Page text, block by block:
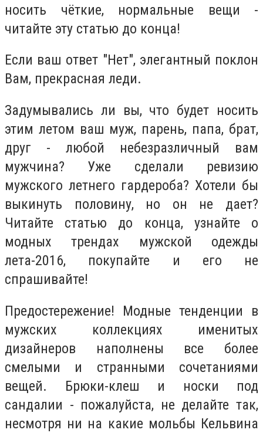
носить чёткие, нормальные вещи -
читайте эту статью до конца!
Если ваш ответ "Нет", элегантный поклон
Вам, прекрасная леди.
Задумывались ли вы, что будет носить
этим летом ваш муж, парень, папа, брат,
друг - любой небезразличный вам
мужчина? Уже сделали ревизию
мужского летнего гардероба? Хотели бы
выкинуть половину, но он не дает?
Читайте статью до конца, узнайте о
модных трендах мужской одежды
лета-2016, покупайте и его не
спрашивайте!
Предостережение! Модные тенденции в
мужских коллекциях именитых
дизайнеров наполнены все более
смелыми и странными сочетаниями
вещей. Брюки-клеш и носки под
сандалии - пожалуйста, не делайте так,
несмотря ни на какие мольбы Кельвина